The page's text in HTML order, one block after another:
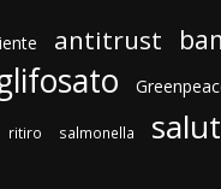
antitrust
ritiro salmonella